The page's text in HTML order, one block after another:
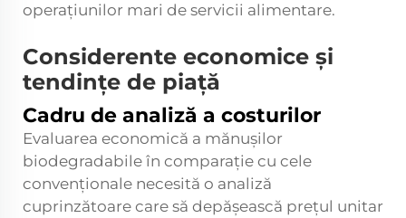
operațiunilor mari de servicii alimentare.
Considerente economice și
tendințe de piață
Cadru de analiză a costurilor
Evaluarea economică a mănușilor
biodegradabile în comparație cu cele
convenționale necesită o analiză
cuprinzătoare care să depășească prețul unitar